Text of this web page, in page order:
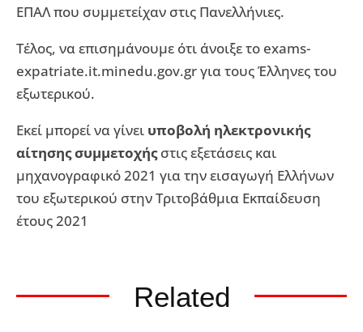
ΕΠΑΛ που συμμετείχαν στις Πανελλήνιες.
Τέλος, να επισημάνουμε ότι άνοιξε το exams-
expatriate.it.minedu.gov.gr για τους Έλληνες του
εξωτερικού.
Εκεί μπορεί να γίνει υποβολή ηλεκτρονικής
αίτησης συμμετοχήςστις εξετάσεις και
μηχανογραφικό 2021 για την εισαγωγή Ελλήνων
του εξωτερικού στην Τριτοβάθμια Εκπαίδευση
έτους 2021
Related